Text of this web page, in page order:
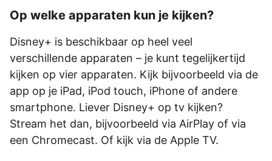
Op welke apparaten kun je kijken?
Disney+ is beschikbaar op heel veel
verschillende apparaten – je kunt tegelijkertijd
kijken op vier apparaten. Kijk bijvoorbeeld via de
app op je iPad, iPod touch, iPhone of andere
smartphone. Liever Disney+ op tv kijken?
Stream het dan, bijvoorbeeld via AirPlay of via
een Chromecast. Of kijk via de Apple TV.